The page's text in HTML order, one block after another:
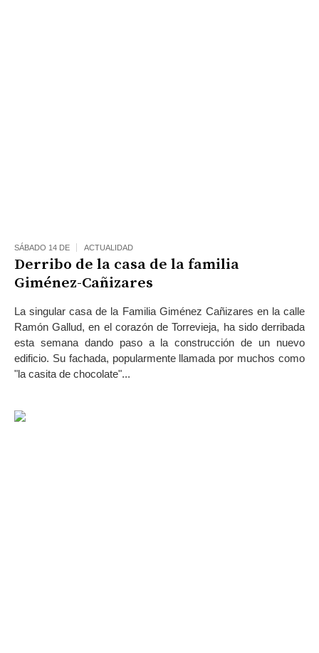
SÁBADO 14 DE ACTUALIDAD
Derribo de la casa de la familia
Giménez-Cañizares
La singular casa de la Familia Giménez Cañizares en la calle
Ramón Gallud, en el corazón de Torrevieja, ha sido derribada
esta semana dando paso a la construcción de un nuevo
edificio. Su fachada, popularmente llamada por muchos como
"la casita de chocolate"...